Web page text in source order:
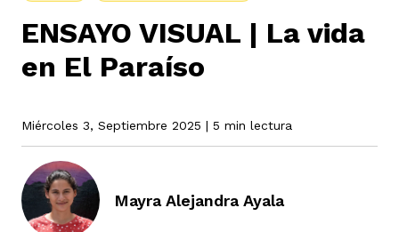
ENSAYO VISUAL | La vida
en El Paraíso
Miércoles 3, Septiembre 2025 | 5 min lectura
Mayra Alejandra Ayala
de Atrato
étnicos
armado
país
Codazzi
Consonante